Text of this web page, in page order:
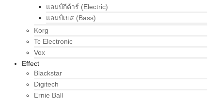
แอมป์กีต้าร์ (Electric)
แอมป์เบส (Bass)
Korg
Tc Electronic
Vox
Effect
Blackstar
Digitech
Ernie Ball